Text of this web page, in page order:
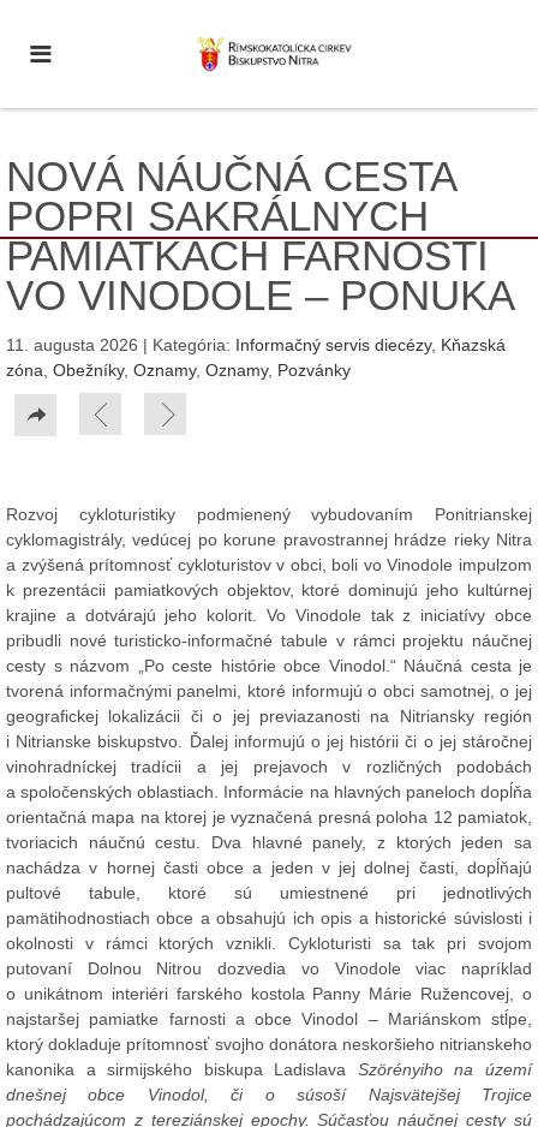
NOVÁ NÁUČNÁ CESTA
POPRI SAKRÁLNYCH
PAMIATKACH FARNOSTI
VO VINODOLE – PONUKA
11. augusta 2026 | Kategória: Informačný servis diecézy, Kňazská
zóna Obežníky, Oznamy, Oznamy, Pozvánky
Rozvoj cykloturistiky podmienený vybudovaním Ponitrianskej
cyklomagistrály, vedúcej po korune pravostrannej hrádze rieky Nitra
a zvýšená prítomnosť cykloturistov v obci, boli vo Vinodole impulzom
k prezentácii pamiatkových objektov, ktoré dominujú jeho kultúrnej
krajine a dotvárajú jeho kolorit. Vo Vinodole tak z iniciatívy obce
pribudli nové turisticko-informačné tabule v rámci projektu náučnej
cesty s názvom „Po ceste histórie obce Vinodol.“ Náučná cesta je
tvorená informačnými panelmi, ktoré informujú o obci samotnej, o jej
geografickej lokalizácii či o jej previazanosti na Nitriansky región
i Nitrianske biskupstvo. Ďalej informujú o jej histórii či o jej stáročnej
vinohradníckej tradícii a jej prejavoch v rozličných podobách
a spoločenských oblastiach. Informácie na hlavných paneloch dopĺňa
orientačná mapa na ktorej je vyznačená presná poloha 12 pamiatok,
tvoriacich náučnú cestu. Dva hlavné panely, z ktorých jeden sa
nachádza v hornej časti obce a jeden v jej dolnej časti, dopĺňajú
pultové tabule, ktoré sú umiestnené pri jednotlivých
pamätihodnostiach obce a obsahujú ich opis a historické súvislosti i
okolnosti v rámci ktorých vznikli. Cykloturisti sa tak pri svojom
putovaní Dolnou Nitrou dozvedia vo Vinodole viac napríklad
o unikátnom interiéri farského kostola Panny Márie Ružencovej, o
najstaršej pamiatke farnosti a obce Vinodol – Mariánskom stĺpe,
ktorý dokladuje prítomnosť svojho donátora neskoršieho nitrianskeho
kanonika a sirmijského biskupa Ladislava Szörényiho na území
dnešnej obce Vinodol, či o súsoší Najsvätejšej Trojice
pochádzajúcom z tereziánskej epochy. Súčasťou náučnej cesty sú